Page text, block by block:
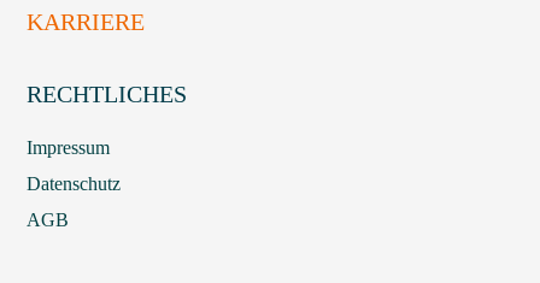
KARRIERE
RECHTLICHES
Impressum
Datenschutz
AGB